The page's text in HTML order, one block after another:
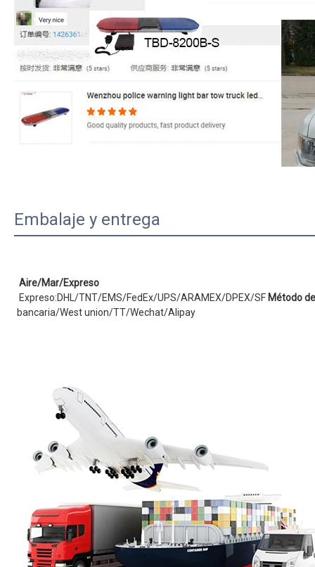
Embalaje y entrega
Aire/Mar/Expreso
Expreso:DHL/TNT/EMS/FedEx/UPS/ARAMEX/DPEX/SF Método
bancaria/West union/TT/Wechat/Alipay